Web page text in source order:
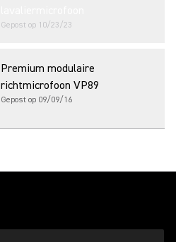
Gepost op 10/23/23
Premium modulaire
richtmicrofoon VP89
Gepost op 09/09/16